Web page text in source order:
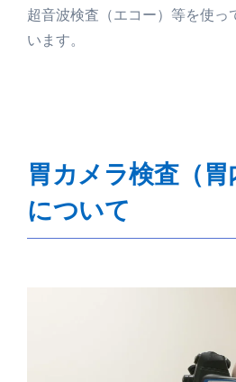
超音波検査（エコー）等を使っ
います。
胃カメラ検査（胃
について